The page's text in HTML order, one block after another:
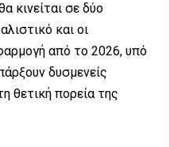
κινείται σε δύο
και οι
από το 2026, υπό
δυσμενείς
θετική πορεία της